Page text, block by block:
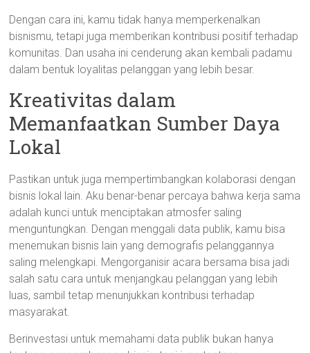
Dengan cara ini, kamu tidak hanya memperkenalkan
bisnismu, tetapi juga memberikan kontribusi positif terhadap
komunitas. Dan usaha ini cenderung akan kembali padamu
dalam bentuk loyalitas pelanggan yang lebih besar.
Kreativitas dalam
Memanfaatkan Sumber Daya
Lokal
Pastikan untuk juga mempertimbangkan kolaborasi dengan
bisnis lokal lain. Aku benar-benar percaya bahwa kerja sama
adalah kunci untuk menciptakan atmosfer saling
menguntungkan. Dengan menggali data publik, kamu bisa
menemukan bisnis lain yang demografis pelanggannya
saling melengkapi. Mengorganisir acara bersama bisa jadi
salah satu cara untuk menjangkau pelanggan yang lebih
luas, sambil tetap menunjukkan kontribusi terhadap
masyarakat.
Berinvestasi untuk memahami data publik bukan hanya